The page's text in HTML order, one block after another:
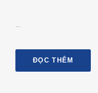
ĐỌC THÊM